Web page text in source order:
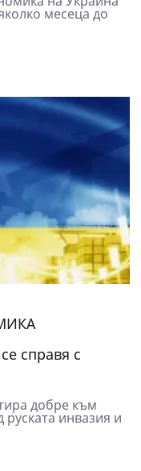
месеца до
справя с
добре към
инвазия и